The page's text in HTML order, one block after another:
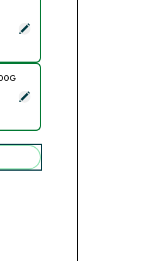
- 30gummies - Jagoda
- 900G - 30servings - Vanila